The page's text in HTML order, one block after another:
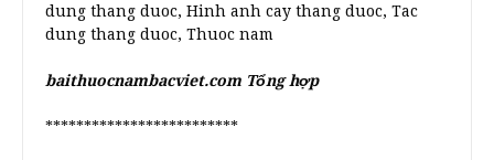
dung thang duoc, Hinh anh cay thang duoc, Tac
dung thang duoc, Thuoc nam
baithuocnambacviet.com Tổng hợp
*************************